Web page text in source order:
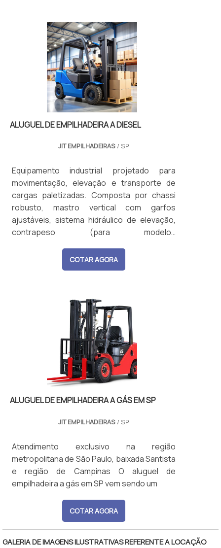
ALUGUEL DE EMPILHADEIRA A DIESEL
JIT EMPILHADEIRAS / SP
Equipamento industrial projetado para
movimentação, elevação e transporte de
cargas paletizadas. Composta por chassi
robusto, mastro vertical com garfos
ajustáveis, sistema hidráulico de elevação,
contrapeso (para modelos
com controles manuais ou eletrônicos. Pode
ser movida por motor elétrico (bateria) ou
normalmente entre 1.000 kg a 7.000 kg, com
alturas de elevação que podem ultrapassar
11 metros. Possui sistemas de segurança
como alarme sonoro, luz de advertência, e
limitadores de carga.
COTAR AGORA
ALUGUEL DE EMPILHADEIRA A GÁS EM SP
JIT EMPILHADEIRAS / SP
Atendimento exclusivo na região
metropolitana de São Paulo, baixada Santista
e região de Campinas O aluguel de
empilhadeira a gás em SP vem sendo um
COTAR AGORA
GALERIA DE IMAGENS ILUSTRATIVAS REFERENTE A LOCAÇÃO